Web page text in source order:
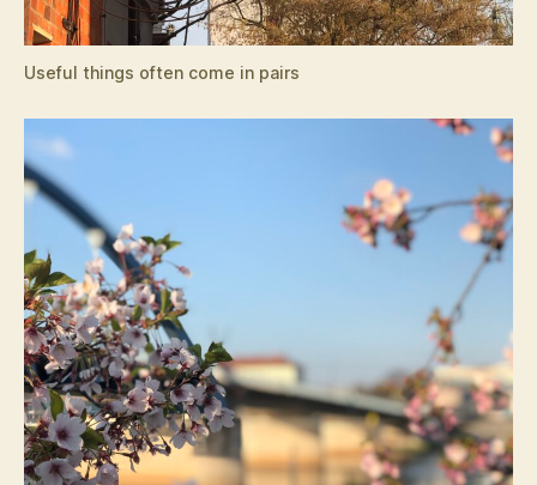
Useful things often come in pairs